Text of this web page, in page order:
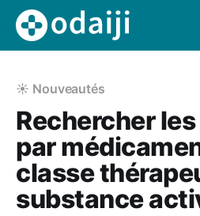
☀️ Nouveautés
Rechercher
par
classe
substance